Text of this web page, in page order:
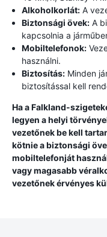
Alkoholkorlát: A
Biztonsági övek: A
kapcsolnia a
Mobiltelefonok:
használni.
Biztosítás: Minden
biztosítással kell
Ha a Falkland-
legyen a helyi
vezetőnek be kell
kötnie a biztonsági
mobiltelefonját
vagy magasabb
vezetőnek érvényes